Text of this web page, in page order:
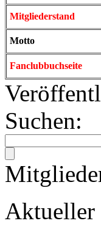
Mitgliederstand
Motto
Fanclubbuchseite
Suchen: